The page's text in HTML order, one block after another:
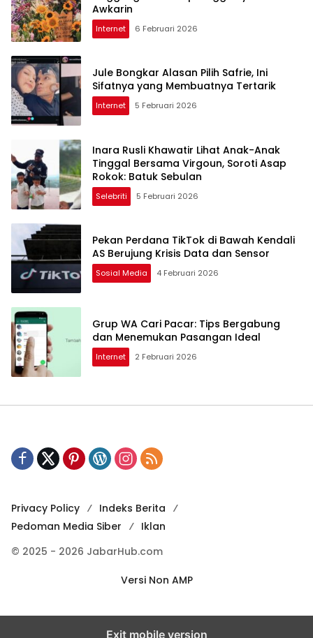
Awkarin
Internet 6 Februari 2026
Jule Bongkar Alasan Pilih Safrie, Ini
Sifatnya yang Membuatnya Tertarik
Internet 5 Februari 2026
Inara Rusli Khawatir Lihat Anak-Anak
Tinggal Bersama Virgoun, Soroti Asap
Rokok: Batuk Sebulan
Selebriti 5 Februari 2026
Pekan Perdana TikTok di Bawah Kendali
AS Berujung Krisis Data dan Sensor
Sosial Media 4 Februari 2026
Grup WA Cari Pacar: Tips Bergabung
dan Menemukan Pasangan Ideal
Internet 2 Februari 2026
Privacy Policy
Indeks Berita
Pedoman Media Siber
Iklan
© 2025 - 2026 JabarHub.com
Versi Non AMP
Exit mobile version